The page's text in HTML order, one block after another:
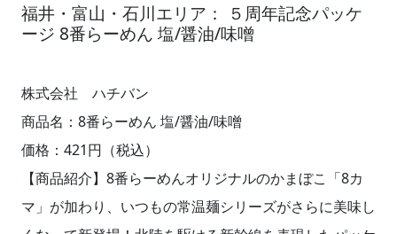
福井・富山・石川エリア： ５周年記念パッケ
ージ 8番らーめん 塩/醤油/味噌
株式会社 ハチバン
商品名：8番らーめん 塩/醤油/味噌
価格：421円（税込）
【商品紹介】8番らーめんオリジナルのかまぼこ「8カ
マ」が加わり、いつもの常温麺シリーズがさらに美味し